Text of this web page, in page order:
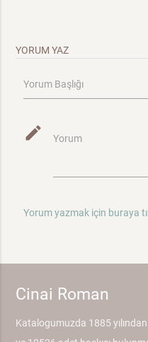
YORUM YAZ
Yorum Başlığı
mode_edit Yorum
Yorum yazmak için buraya
Cinai Roman
Katalogumuzda 1885